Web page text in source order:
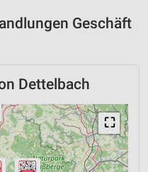
Geschäft
Dettelbach
⛶